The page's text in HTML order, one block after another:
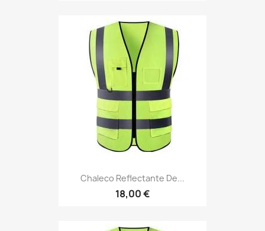
Chaleco Reflectante De...
18,00 €